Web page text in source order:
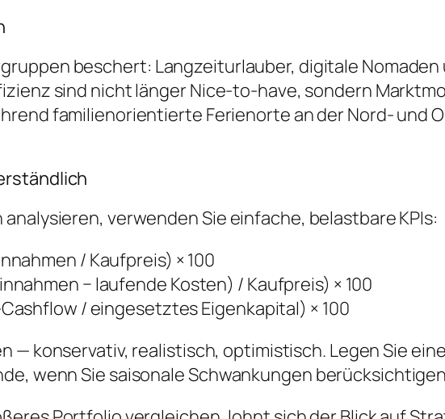
beschert: Langzeiturlauber, digitale Nomaden
sind nicht länger Nice-to-have, sondern
familienorientierte Ferienorte an der Nord- und
verwenden Sie einfache, belastbare KPIs:
/ Kaufpreis) × 100
− laufende Kosten) / Kaufpreis) × 100
/ eingesetztes Eigenkapital) × 100
— konservativ, realistisch, optimistisch. Legen Sie
wenn Sie saisonale Schwankungen